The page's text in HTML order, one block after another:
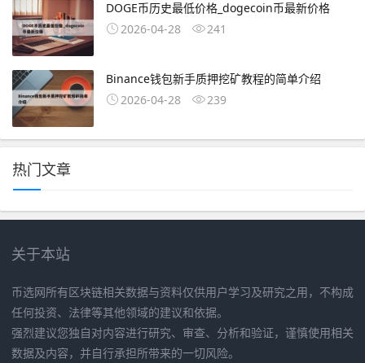
DOGE币历史最低价格_dogecoin币最新价格
2026-04-28
241
Binance钱包新手质押挖矿教程的简单介绍
2026-04-28
239
热门文章
关于本站
币选网所有区块链相关数据与资料仅供用户学习及研究之用，不构成
任何投资、法律等其他领域的建议和依据。
强烈建议您独自对内容进行研究、审查、分析和验证，谨慎使用相关
数据及内容，并自行承担所带来的一切风险。